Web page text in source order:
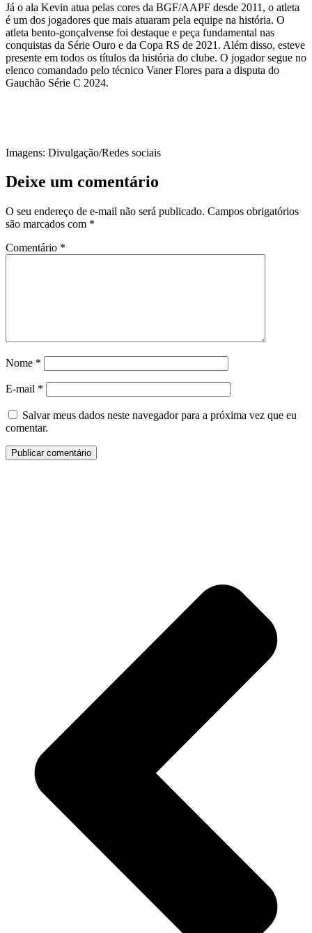
Já o ala Kevin atua pelas cores da BGF/AAPF desde 2011, o atleta
é um dos jogadores que mais atuaram pela equipe na história. O
atleta bento-gonçalvense foi destaque e peça fundamental nas
conquistas da Série Ouro e da Copa RS de 2021. Além disso, esteve
presente em todos os títulos da história do clube. O jogador segue no
elenco comandado pelo técnico Vaner Flores para a disputa do
Gauchão Série C 2024.
Imagens: Divulgação/Redes sociais
Deixe um comentário
O seu endereço de e-mail não será publicado. Campos obrigatórios
são marcados com *
Comentário *
Nome *
E-mail *
Salvar meus dados neste navegador para a próxima vez que eu
comentar.